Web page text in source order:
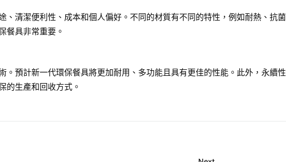
清潔便利性、成本和個人偏好。不同的材質有不同的特性，例如耐熱、抗菌
餐具非常重要。
預計新一代環保餐具將更加耐用、多功能且具有更佳的性能。此外，永續性
的生產和回收方式。